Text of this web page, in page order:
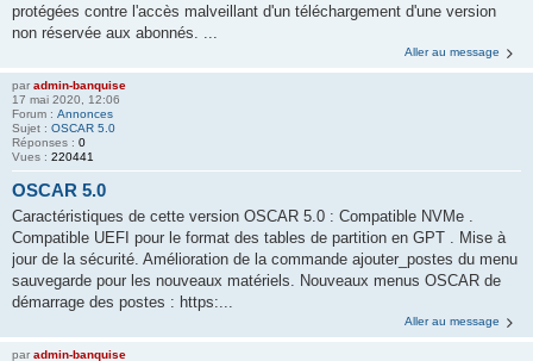
protégées contre l'accès malveillant d'un téléchargement d'une version
non réservée aux abonnés. ...
Aller au message
par admin-banquise
17 mai 2020, 12:06
Forum : Annonces
Sujet : OSCAR 5.0
Réponses : 0
Vues : 220441
OSCAR 5.0
Caractéristiques de cette version OSCAR 5.0 : Compatible NVMe .
Compatible UEFI pour le format des tables de partition en GPT . Mise à
jour de la sécurité. Amélioration de la commande ajouter_postes du menu
sauvegarde pour les nouveaux matériels. Nouveaux menus OSCAR de
démarrage des postes : https:...
Aller au message
par admin-banquise